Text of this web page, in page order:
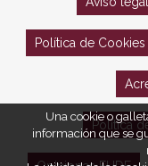
Política de Cookies
Política
Una cookie o
información que se